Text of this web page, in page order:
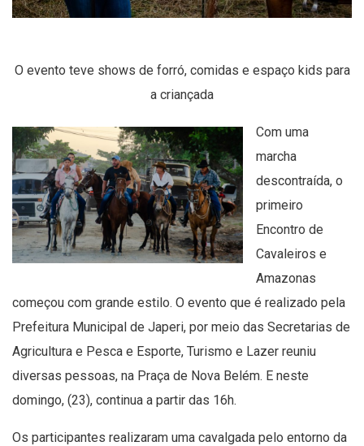
O evento teve shows de forró, comidas e espaço kids para
a criançada
Com uma
marcha
descontraída, o
primeiro
Encontro de
Cavaleiros e
Amazonas
começou com grande estilo. O evento que é realizado pela
Prefeitura Municipal de Japeri, por meio das Secretarias de
Agricultura e Pesca e Esporte, Turismo e Lazer reuniu
diversas pessoas, na Praça de Nova Belém. E neste
domingo, (23), continua a partir das 16h.
Os participantes realizaram uma cavalgada pelo entorno da